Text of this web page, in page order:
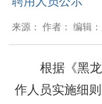
来源： 作者： 编辑
根据《黑
作人员实施细